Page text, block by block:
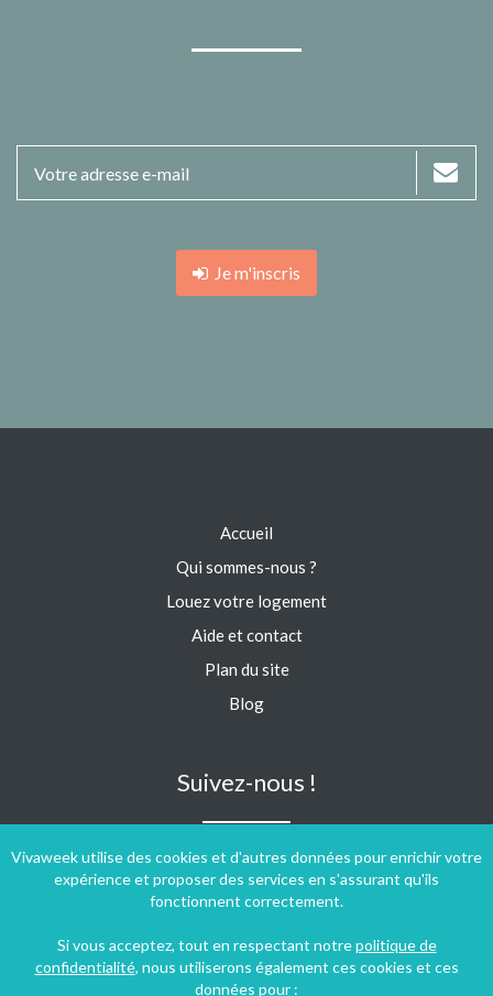
Je m'inscris
Vivaweek utilise des cookies et d'autres données pour enrichir votre
expérience et proposer des services en s'assurant qu'ils
fonctionnent correctement.
Si vous acceptez, tout en respectant notrepolitique de
confidentialité, nous utiliserons également ces cookies et ces
données pour :
Accueil
Qui sommes-nous ?
Louez votre logement
Aide et contact
Plan du site
Blog
Suivez-nous !